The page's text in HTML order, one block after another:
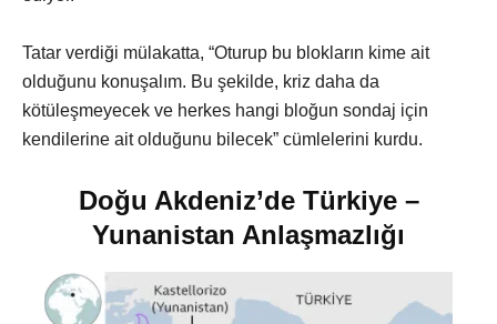
Tatar verdiği mülakatta, “Oturup bu blokların kime ait
olduğunu konuşalım. Bu şekilde, kriz daha da
kötüleşmeyecek ve herkes hangi bloğun sondaj için
kendilerine ait olduğunu bilecek” cümlelerini kurdu.
Doğu Akdeniz’de Türkiye –
Yunanistan Anlaşmazlığı